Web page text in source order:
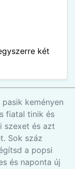
két
keményen
fiatal tinik és
szexet és azt
Sok száz
a popsi
és naponta új